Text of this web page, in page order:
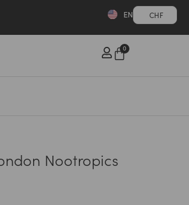
CHF
EN
0
Nootropics